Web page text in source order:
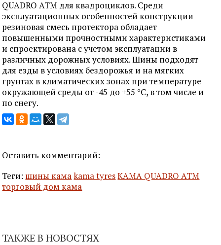
QUADRO ATM для квадроциклов. Среди
эксплуатационных особенностей конструкции –
резиновая смесь протектора обладает
повышенными прочностными характеристиками
и спроектирована с учетом эксплуатации в
различных дорожных условиях. Шины подходят
для езды в условиях бездорожья и на мягких
грунтах в климатических зонах при температуре
окружающей среды от -45 до +55 °C, в том числе и
по снегу.
Оставить комментарий:
Теги: шины камаkama tyresКАМА QUADRO ATM
торговый дом кама
ТАКЖЕ В НОВОСТЯХ